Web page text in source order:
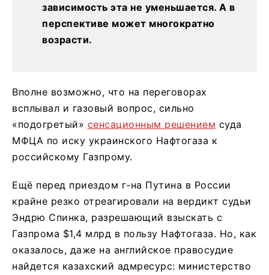
зависимость эта не уменьшается. А в
перспективе может многократно
возрасти.
Вполне возможно, что на переговорах
всплывал и газовый вопрос, сильно
«подогретый» сенсационным решением суда
МФЦА по иску украинского Нафтогаза к
российскому Газпрому.
Ещё перед приездом г-на Путина в России
крайне резко отреагировали на вердикт судьи
Эндрю Спинка, разрешающий взыскать с
Газпрома $1,4 млрд в пользу Нафтогаза. Но, как
оказалось, даже на английское правосудие
найдется казахский адмресурс: министерство